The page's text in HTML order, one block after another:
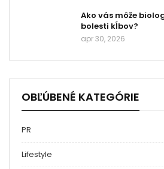
Ako vás môže
bolesti kĺbov?
apr 30, 2026
OBĽÚBENÉ KATEGÓRIE
PR
Lifestyle